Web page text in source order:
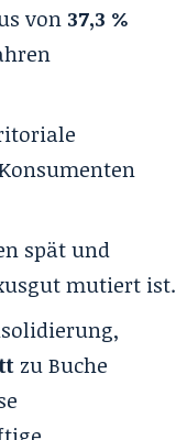
von 37,3 %
spät und
mutiert ist.
zu Buche